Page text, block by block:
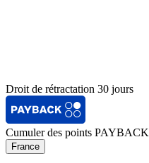
Droit de rétractation 30 jours
Cumuler des points PAYBACK
France